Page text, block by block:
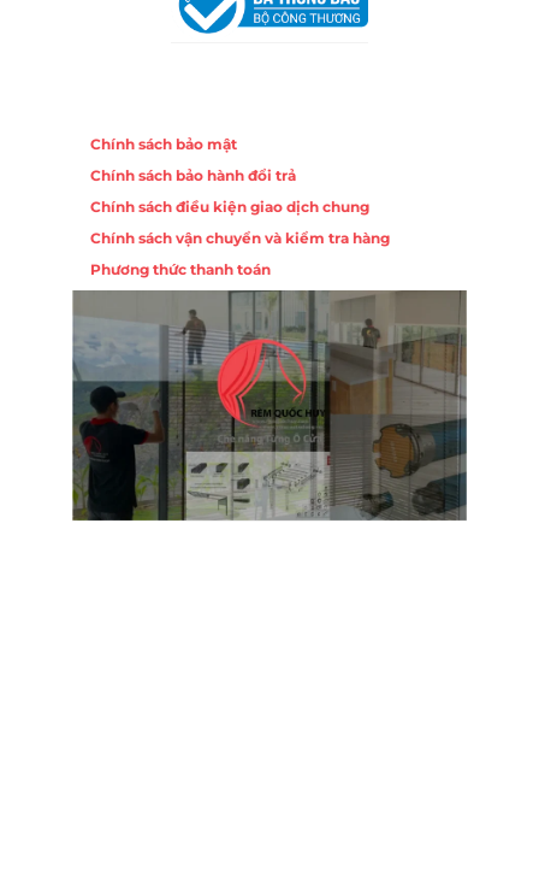
Chính sách bảo mật
Chính sách bảo hành đổi trả
Chính sách điều kiện giao dịch chung
Chính sách vận chuyển và kiểm tra hàng
Phương thức thanh toán